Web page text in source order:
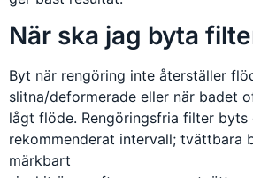
När ska jag byta
Byt när rengöring inte återställer
slitna/deformerade eller när badet
lågt flöde. Rengöringsfria filter byts
rekommenderat intervall; tvättbara
märkbart